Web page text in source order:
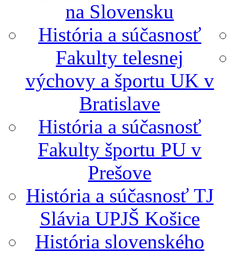
na Slovensku
História a súčasnosť
Fakulty telesnej
výchovy a športu UK v
Bratislave
História a súčasnosť
Fakulty športu PU v
Prešove
História a súčasnosť TJ
Slávia UPJŠ Košice
História slovenského